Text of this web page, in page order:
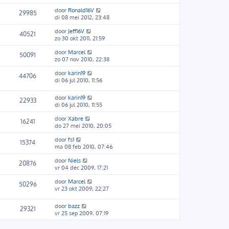
29985 door Ronald16V
di 08 mei 2012, 23:48
40521 door Jeff16V
zo 30 okt 2011, 21:59
50091 door Marcel
zo 07 nov 2010, 22:38
44706 door karin19
di 06 jul 2010, 11:56
22933 door karin19
di 06 jul 2010, 11:55
16241 door Xabre
do 27 mei 2010, 20:05
15374 door fs1
ma 08 feb 2010, 07:46
20876 door Niels
vr 04 dec 2009, 17:21
50296 door Marcel
vr 23 okt 2009, 22:27
29321 door bazz
vr 25 sep 2009, 07:19